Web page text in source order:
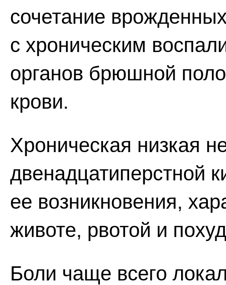
сочетание
с хроническим
органов брюшной
крови.
Хроническая низкая
двенадцатиперстной
ее возникновения,
животе, рвотой и
Боли чаще всего